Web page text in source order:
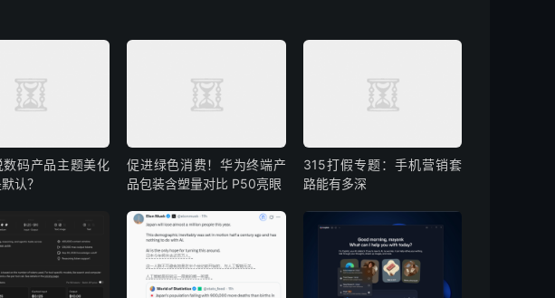
数码产品主题美化
认？
促进绿色消费！华为终端产
品包装含塑量对比 P50亮眼
315打假专题：手机营销套
路能有多深